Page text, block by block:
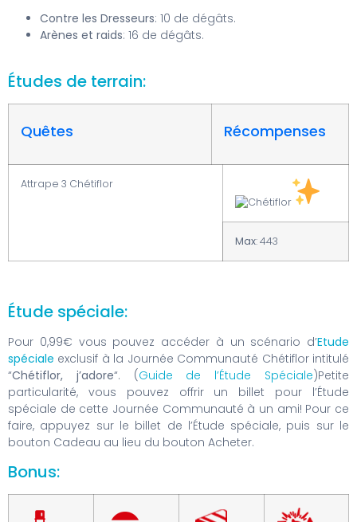
Contre les Dresseurs: 10 de dégâts.
Arènes et raids: 16 de dégâts.
Études de terrain:
Quêtes Récompenses
Attrape 3 Chétiflor
Max: 443
Étude spéciale:
Pour 0,99€ vous pouvez accéder à un scénario d’Etude
spéciale exclusif à la Journée Communauté Chétiflor intitulé
“Chétiflor, j’adore“. (Guide de l’Étude Spéciale)Petite
particularité, vous pouvez offrir un billet pour l’Étude
spéciale de cette Journée Communauté à un ami! Pour ce
faire, appuyez sur le billet de l’Étude spéciale, puis sur le
bouton Cadeau au lieu du bouton Acheter.
Bonus: